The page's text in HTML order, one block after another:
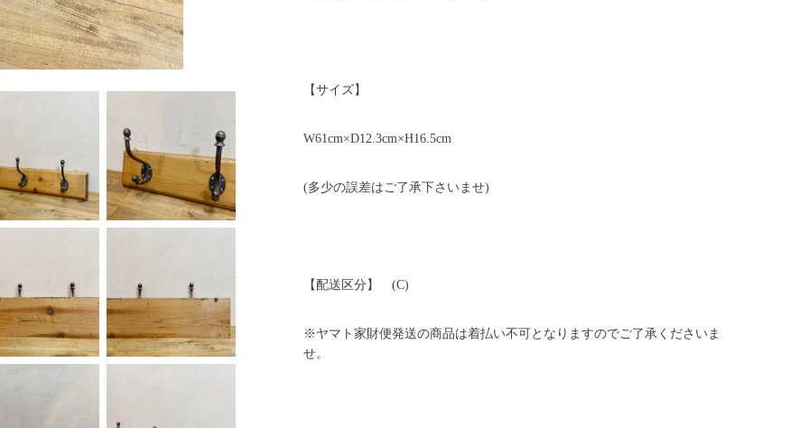
【サイズ】
W61cm×D12.3cm×H16.5cm
(多少の誤差はご了承下さいませ)
【配送区分】 (C)
※ヤマト家財便発送の商品は着払い不可となりますのでご了承くださいま
せ。